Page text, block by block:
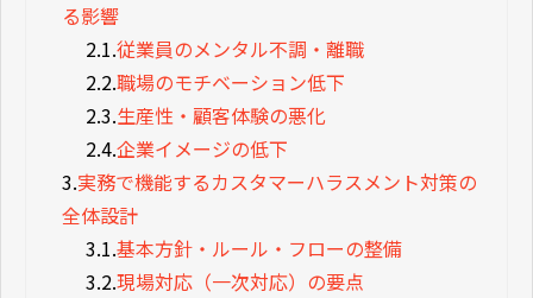
る影響
2.1.従業員のメンタル不調・離職
2.2.職場のモチベーション低下
2.3.生産性・顧客体験の悪化
2.4.企業イメージの低下
3.実務で機能するカスタマーハラスメント対策の
全体設計
3.1.基本方針・ルール・フローの整備
3.2.現場対応（一次対応）の要点